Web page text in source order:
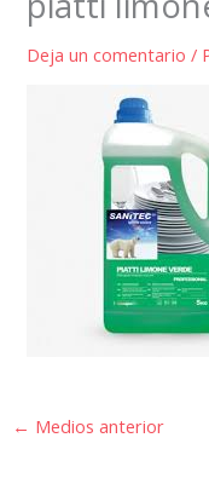
Deja un comentario /
← Medios anterior